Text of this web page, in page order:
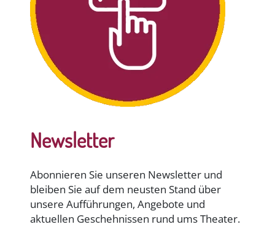
Newsletter
Abonnieren Sie unseren Newsletter und
bleiben Sie auf dem neusten Stand über
unsere Aufführungen, Angebote und
aktuellen Geschehnissen rund ums Theater.